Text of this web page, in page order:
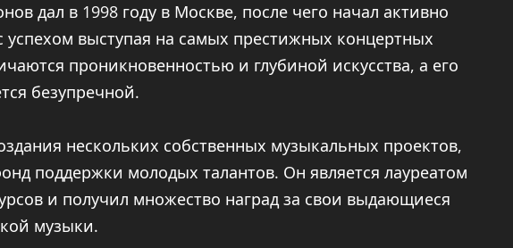
дал в 1998 году в Москве, после чего начал активно
успехом выступая на самых престижных концертных
проникновенностью и глубиной искусства, а его
безупречной.
нескольких собственных музыкальных проектов,
поддержки молодых талантов. Он является лауреатом
и получил множество наград за свои выдающиеся
музыки.